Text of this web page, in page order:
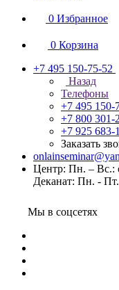
0 Избранное
0 Корзина
+7 495 150-75-52
Назад
Телефоны
+7 495 150-
+7 800 301-
+7 925 683-
Заказать
Центр: Пн. – Вс.:
Деканат: Пн. -
Мы в соцсетях